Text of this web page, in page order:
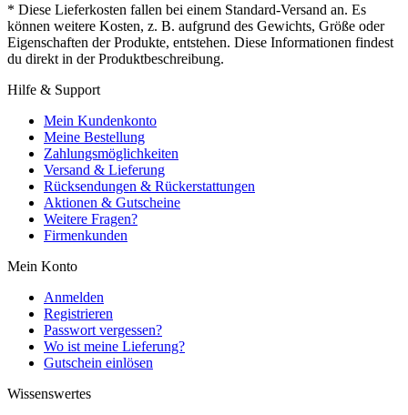
* Diese Lieferkosten fallen bei einem Standard-Versand an. Es
können weitere Kosten, z. B. aufgrund des Gewichts, Größe oder
Eigenschaften der Produkte, entstehen. Diese Informationen findest
du direkt in der Produktbeschreibung.
Hilfe & Support
Mein Kundenkonto
Meine Bestellung
Zahlungsmöglichkeiten
Versand & Lieferung
Rücksendungen & Rückerstattungen
Aktionen & Gutscheine
Weitere Fragen?
Firmenkunden
Mein Konto
Anmelden
Registrieren
Passwort vergessen?
Wo ist meine Lieferung?
Gutschein einlösen
Wissenswertes